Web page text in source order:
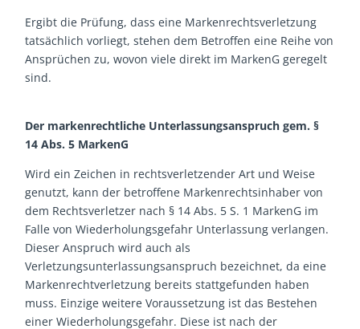
Ergibt die Prüfung, dass eine Markenrechtsverletzung
tatsächlich vorliegt, stehen dem Betroffen eine Reihe von
Ansprüchen zu, wovon viele direkt im MarkenG geregelt
sind.
Der markenrechtliche Unterlassungsanspruch gem. §
14 Abs. 5 MarkenG
Wird ein Zeichen in rechtsverletzender Art und Weise
genutzt, kann der betroffene Markenrechtsinhaber von
dem Rechtsverletzer nach § 14 Abs. 5 S. 1 MarkenG im
Falle von Wiederholungsgefahr Unterlassung verlangen.
Dieser Anspruch wird auch als
Verletzungsunterlassungsanspruch bezeichnet, da eine
Markenrechtverletzung bereits stattgefunden haben
muss. Einzige weitere Voraussetzung ist das Bestehen
einer Wiederholungsgefahr. Diese ist nach der